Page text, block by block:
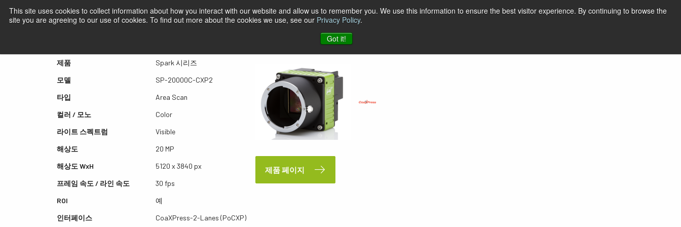
This site uses cookies to collect information about how you interact with our website and allow us to remember you. We use this information to ensure the best visitor experience. By continuing to browse the
site you are agreeing to our use of cookies. To find out more about the cookies we use, see our Privacy Policy.
Got it!
퀵뷰 SP-20000C-CXP2
제품
Spark 시리즈
모델
SP-20000C-CXP2
타입
Area Scan
컬러 / 모노
Color
라이트 스펙트럼
Visible
해상도
20 MP
해상도 WxH
5120 x 3840 px
프레임 속도 / 라인 속도
30 fps
ROI
예
인터페이스
CoaXPress-2-Lanes (PoCXP)
제품 페이지